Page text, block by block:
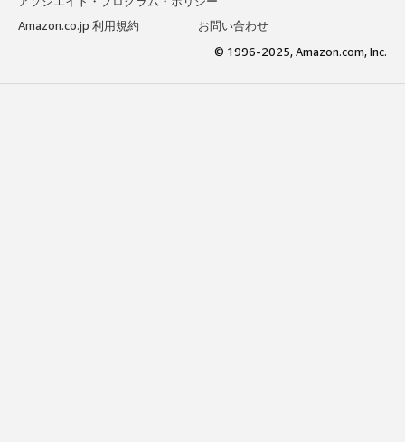
Amazon.co.jp 利用規約
お問い合わせ
© 1996-2025, Amazon.com, Inc.